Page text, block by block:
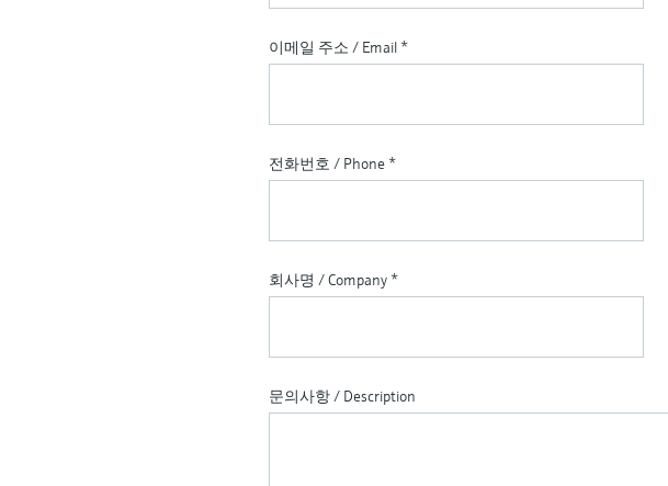
이메일 주소 / Email *
전화번호 / Phone *
회사명 / Company *
문의사항 / Description